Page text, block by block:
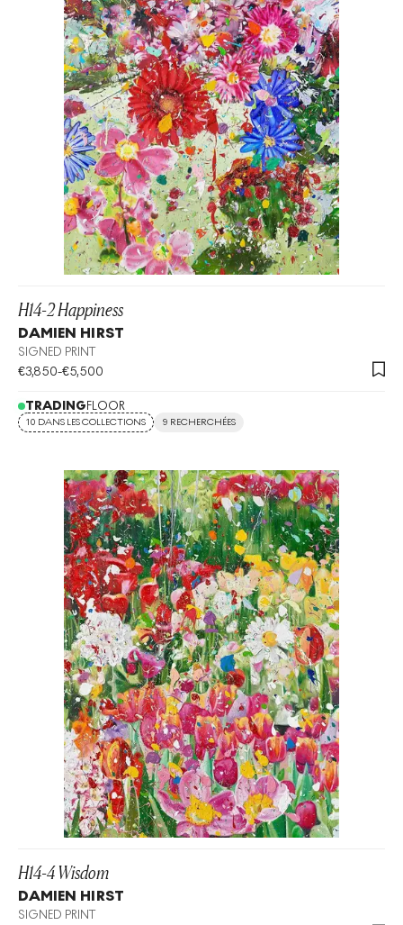
H14-2 Happiness
DAMIEN HIRST
SIGNED PRINT
€3,850-€5,500
TRADINGFLOOR
10 DANS LES COLLECTIONS 9 RECHERCHÉES
H14-4 Wisdom
DAMIEN HIRST
SIGNED PRINT